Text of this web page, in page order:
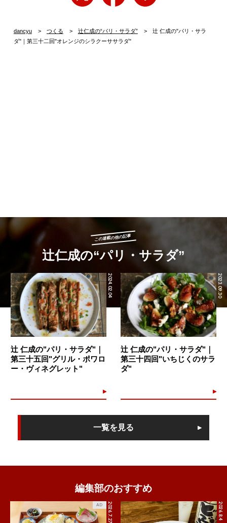
dancyu つくる 辻仁成の“パリ・サラダ”
辻 仁成の"パリ・サラ
ダ"｜第三十二回"オレンジのシラクーササラダ"
この連載の他の記事
辻仁成の“パリ・サラダ”
2024.02.04
辻 仁成の"パリ・サラダ"｜
第三十五回"グリル・ポワロ
ー・ヴィネグレット"
2023.09.30
辻 仁成の"パリ・サラダ"｜
第三十四回"いちじくのサラ
ダ"
一覧を見る
編集部のおすすめ
2026.7.27
AD 2026.8.4